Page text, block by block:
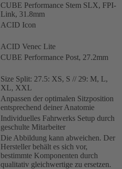
CUBE Performance Stem SLX, FPI-
Link, 31.8mm
ACID Icon
ACID Venec Lite
CUBE Performance Post, 27.2mm
Size Split: 27.5: XS, S // 29: M, L,
XL, XXL
Anpassen der optimalen Sitzposition
entsprechend deiner Anatomie
Individuelles Fahrwerks Setup durch
geschulte Mitarbeiter
Die Abbildung kann abweichen. Der
Hersteller behält es sich vor,
bestimmte Komponenten durch
qualitativ gleichwertige zu ersetzen.